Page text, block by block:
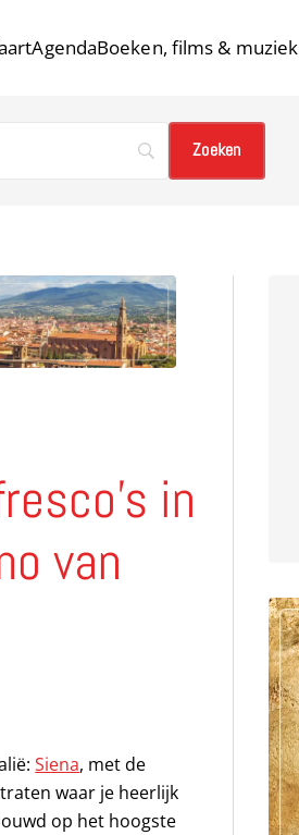
AgendaBoeken, films & muziek
in
van
Siena, met de
waar je heerlijk
op het hoogste